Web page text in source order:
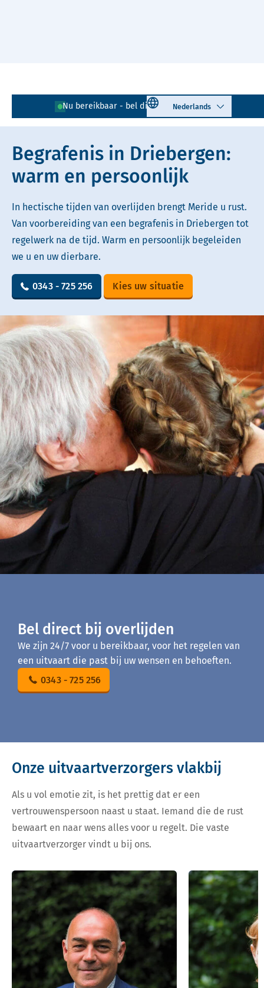
Nu bereikbaar - bel direct! 0343 - 725 256
Select language
Lees voor Uitleg woorden
Simpele tekst
Begrafenis in Driebergen:
warm en persoonlijk
In hectische tijden van overlijden brengt Meride u rust.
Van voorbereiding van een begrafenis in Driebergen tot
regelwerk na de tijd. Warm en persoonlijk begeleiden
we u en uw dierbare.
0343 - 725 256 Kies uw situatie
Bel direct bij overlijden
We zijn 24/7 voor u bereikbaar, voor het regelen van
een uitvaart die past bij uw wensen en behoeften.
0343 - 725 256
Onze uitvaartverzorgers vlakbij
Als u vol emotie zit, is het prettig dat er een
vertrouwenspersoon naast u staat. Iemand die de rust
bewaart en naar wens alles voor u regelt. Die vaste
uitvaartverzorger vindt u bij ons.